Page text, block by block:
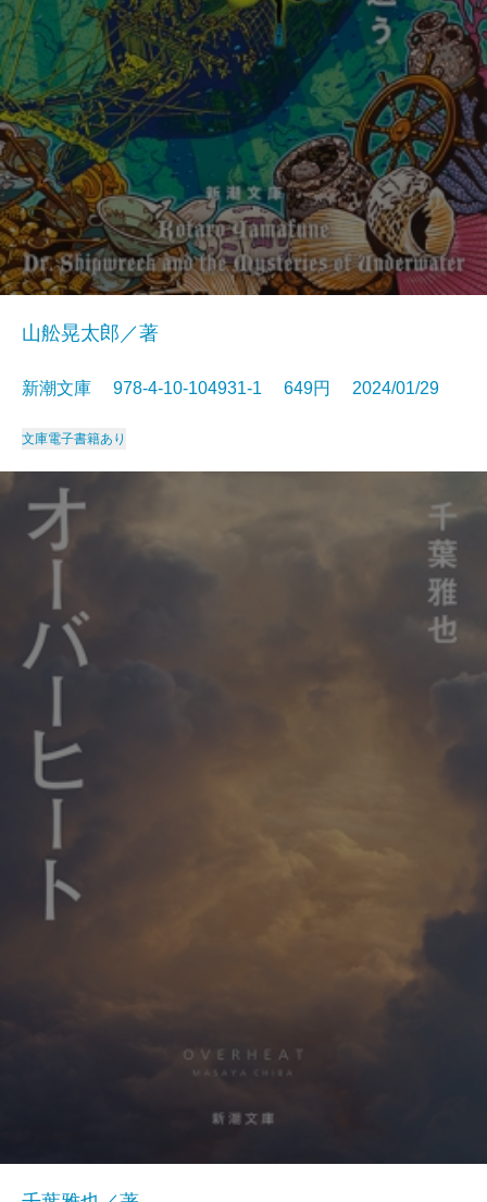
山舩晃太郎／著
新潮文庫 978-4-10-104931-1 649円 2024/01/29
文庫電子書籍あり